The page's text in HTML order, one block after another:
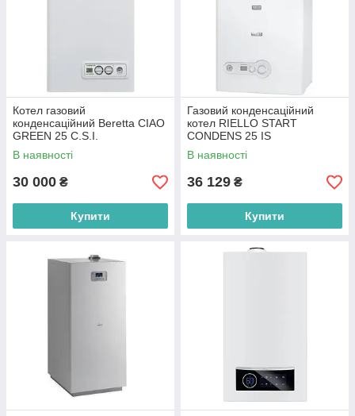
Котел газовий
конденсаційний Beretta CIAO
GREEN 25 C.S.I.
В наявності
30 000 ₴
Купити
Газовий конденсаційний
котел RIELLO START
CONDENS 25 IS
В наявності
36 129 ₴
Купити